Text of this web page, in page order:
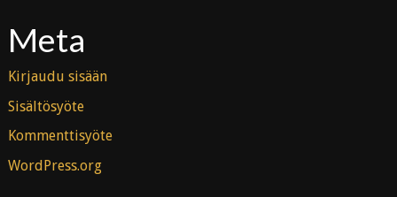
Meta
Kirjaudu sisään
Sisältösyöte
Kommenttisyöte
WordPress.org